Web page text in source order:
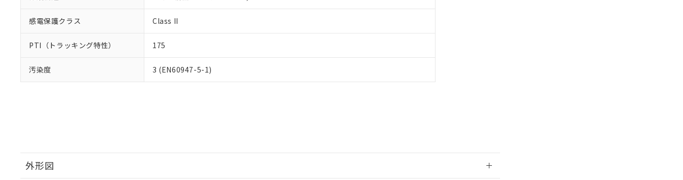
感電保護クラス Class II
PTI（トラッキング特性） 175
汚染度 3 (EN60947-5-1)
外形図